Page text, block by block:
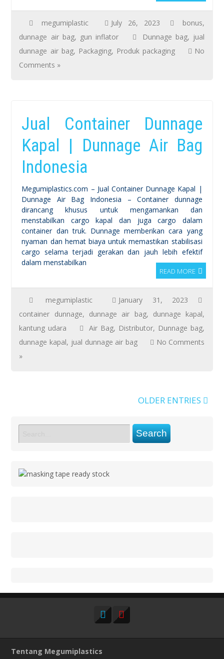
megumiplastic July 26, 2023 bonus,
dunnage air bag, gun inflator Dunnage bag, jual
dunnage air bag, Packaging, Produk packaging
No
Comments »
Jual Container Dunnage
Kapal | Dunnage Air Bag
Indonesia
Megumiplastics.com – Jual Container Dunnage Kapal |
Dunnage Air Bag Indonesia – Container dunnage
dirancang khusus untuk mengamankan dan
menstabilkan cargo kapal dan juga cargo dalam
container dan truk. Dunnage memberikan cara yang
nyaman dan hemat biaya untuk memastikan stabilisasi
cargo selama terjadi gerakan dan jauh lebih efektif
dalam menstabilkan
READ MORE
megumiplastic
January 31, 2023
container dunnage, dunnage air bag, dunnage kapal,
kantung udara
Air Bag, Distributor, Dunnage bag,
dunnage kapal, jual dunnage air bag
No Comments
»
OLDER ENTRIES
Tentang Megumiplastics